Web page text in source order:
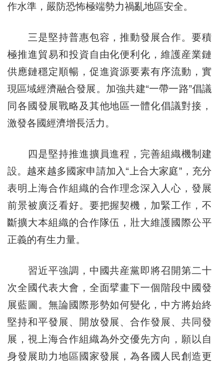
作水準，嚴防恐怖極端勢力禍亂地區安全。
三是堅持普惠包容，推動發展合作。要積
極推進貿易和投資自由化便利化，維護産業鏈
供應鏈穩定順暢，促進資源要素有序流動，實
現區域經濟融合發展。加強共建“一帶一路”倡議
同各國發展戰略及其他地區一體化倡議對接，
激發各國經濟增長活力。
四是堅持推進擴員進程，完善組織機制建
設。越來越多國家申請加入“上合大家庭”，充分
表明上海合作組織的合作理念深入人心，發展
前景被廣泛看好。要把握契機，加緊工作，不
斷擴大本組織的合作隊伍，壯大維護國際公平
正義的有生力量。
習近平強調，中國共産黨即將召開第二十
次全國代表大會，全面擘畫下一個階段中國發
展藍圖。無論國際形勢如何變化，中方將始終
堅持和平發展、開放發展、合作發展、共同發
展，視上海合作組織為外交優先方向，願以自
身發展助力地區國家發展，為各國人民創造更